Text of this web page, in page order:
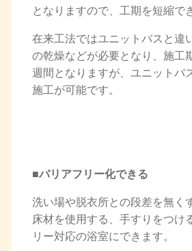
となりますので、工期を短縮で
在来工法ではユニットバスと違
の乾燥などが必要となり、施工
週間となりますが、ユニットバ
施工が可能です。
■バリアフリー化できる
洗い場や脱衣所との段差を無く
床材を使用する、手すりをつけ
リー対応の浴室にできます。